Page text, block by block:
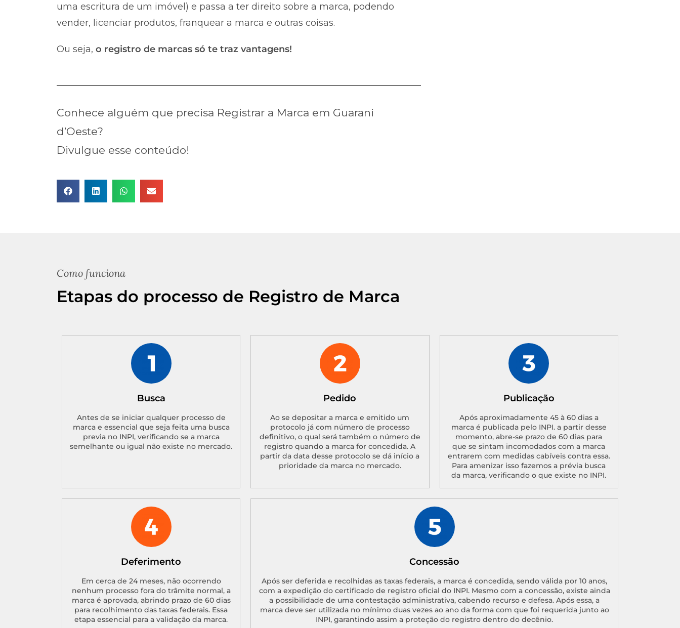
uma escritura de um imóvel) e passa a ter direito sobre a marca, podendo
vender, licenciar produtos, franquear a marca e outras coisas.
Ou seja, o registro de marcas só te traz vantagens!
Conhece alguém que precisa Registrar a Marca em Guarani
d’Oeste?
Divulgue esse conteúdo!
Como funciona
Etapas do processo de Registro de Marca
Busca
Antes de se iniciar qualquer processo de
marca e essencial que seja feita uma busca
previa no INPI, verificando se a marca
semelhante ou igual não existe no mercado.
Pedido
Ao se depositar a marca e emitido um
protocolo já com número de processo
definitivo, o qual será também o número de
registro quando a marca for concedida. A
partir da data desse protocolo se dá início a
prioridade da marca no mercado.
Publicação
Após aproximadamente 45 à 60 dias a
marca é publicada pelo INPI. a partir desse
momento, abre-se prazo de 60 dias para
que se sintam incomodados com a marca
entrarem com medidas cabíveis contra essa.
Para amenizar isso fazemos a prévia busca
da marca, verificando o que existe no INPI.
Deferimento
Em cerca de 24 meses, não ocorrendo
nenhum processo fora do trâmite normal, a
marca é aprovada, abrindo prazo de 60 dias
para recolhimento das taxas federais. Essa
etapa essencial para a validação da marca.
Concessão
Após ser deferida e recolhidas as taxas federais, a marca é concedida, sendo válida por 10 anos,
com a expedição do certificado de registro oficial do INPI. Mesmo com a concessão, existe ainda
a possibilidade de uma contestação administrativa, cabendo recurso e defesa. Após essa, a
marca deve ser utilizada no mínimo duas vezes ao ano da forma com que foi requerida junto ao
INPI, garantindo assim a proteção do registro dentro do decênio.